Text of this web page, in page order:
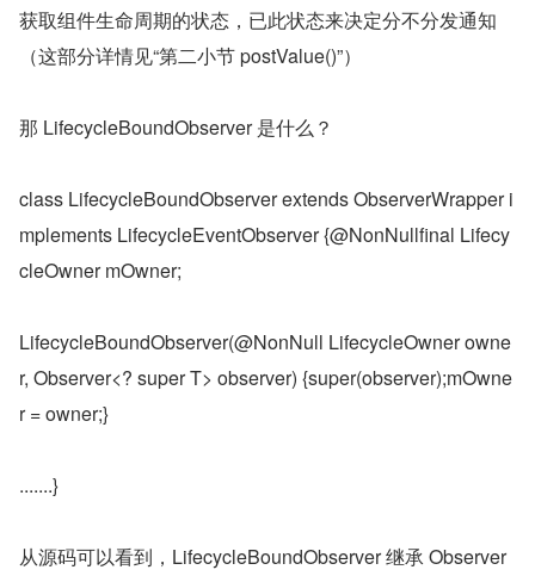
获取组件生命周期的状态，已此状态来决定分不分发通知
（这部分详情见“第二小节 postValue()”）
那 LifecycleBoundObserver 是什么？
class LifecycleBoundObserver extends ObserverWrapper i
mplements LifecycleEventObserver {@NonNullfinal Lifecy
cleOwner mOwner;
LifecycleBoundObserver(@NonNull LifecycleOwner owne
r, Observer<? super T> observer) {super(observer);mOwne
r = owner;}
.......}
从源码可以看到，LifecycleBoundObserver 继承 Observer